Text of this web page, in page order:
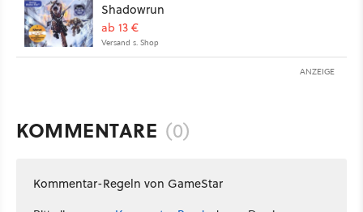
Shadowrun
ab 13 €
Versand s. Shop
ANZEIGE
KOMMENTARE (0)
Kommentar-Regeln von GameStar